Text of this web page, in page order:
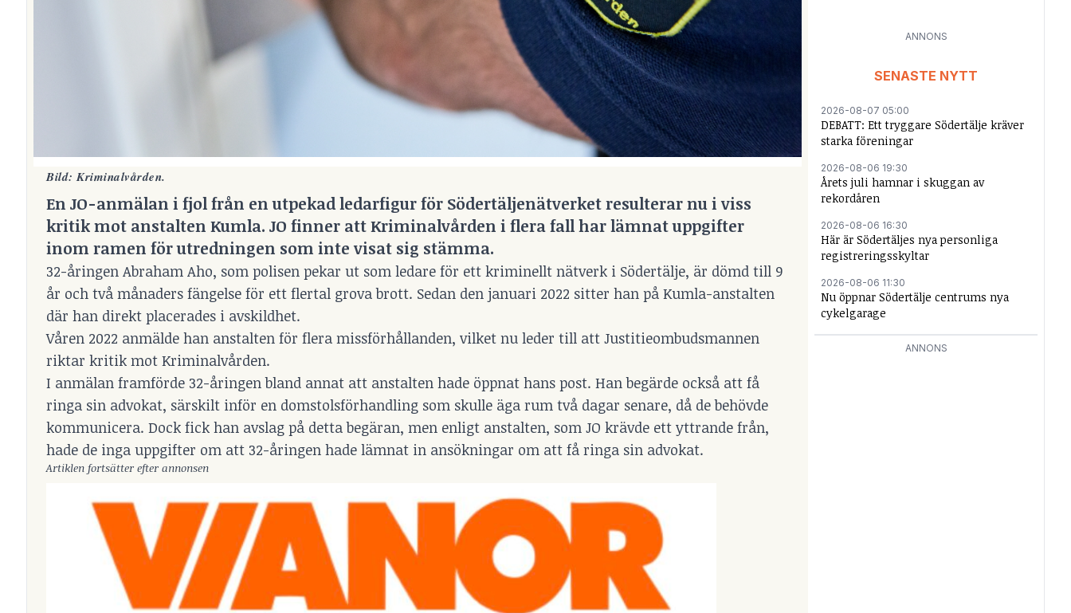
Bild: Kriminalvården.
En JO-anmälan i fjol från en utpekad ledarfigur för Södertäljenätverket resulterar nu i viss
kritik mot anstalten Kumla. JO finner att Kriminalvården i flera fall har lämnat uppgifter
inom ramen för utredningen som inte visat sig stämma.
32-åringen Abraham Aho, som polisen pekar ut som ledare för ett kriminellt nätverk i Södertälje, är dömd till 9
år och två månaders fängelse för ett flertal grova brott. Sedan den januari 2022 sitter han på Kumla-anstalten
där han direkt placerades i avskildhet.
Våren 2022 anmälde han anstalten för flera missförhållanden, vilket nu leder till att Justitieombudsmannen
riktar kritik mot Kriminalvården.
I anmälan framförde 32-åringen bland annat att anstalten hade öppnat hans post. Han begärde också att få
ringa sin advokat, särskilt inför en domstolsförhandling som skulle äga rum två dagar senare, då de behövde
kommunicera. Dock fick han avslag på detta begäran, men enligt anstalten, som JO krävde ett yttrande från,
hade de inga uppgifter om att 32-åringen hade lämnat in ansökningar om att få ringa sin advokat.
Artiklen fortsätter efter annonsen
ANNONS
SENASTE NYTT
2026-08-07 05:00
DEBATT: Ett tryggare Södertälje kräver
starka föreningar
2026-08-06 19:30
Årets juli hamnar i skuggan av
rekordåren
2026-08-06 16:30
Här är Södertäljes nya personliga
registreringsskyltar
2026-08-06 11:30
Nu öppnar Södertälje centrums nya
cykelgarage
ANNONS